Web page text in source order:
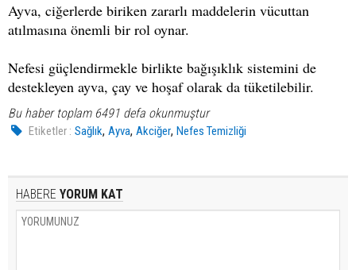
Ayva, ciğerlerde biriken zararlı maddelerin vücuttan
atılmasına önemli bir rol oynar.
Nefesi güçlendirmekle birlikte bağışıklık sistemini de
destekleyen ayva, çay ve hoşaf olarak da tüketilebilir.
Bu haber toplam 6491 defa okunmuştur
Etiketler : Sağlık,Ayva,Akciğer,Nefes Temizliği
HABERE YORUM KAT